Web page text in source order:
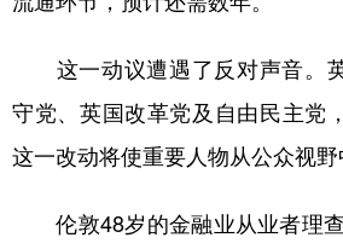
这一动议遭遇了反对声音。
守党、英国改革党及自由民主党
这一改动将使重要人物从公众视野
伦敦48岁的金融业从业者理查